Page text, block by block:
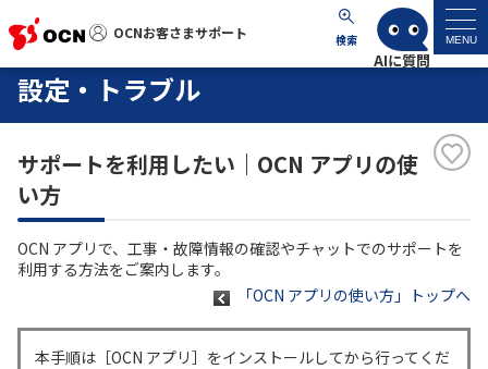
OCNお客さまサポート 検索 MENU
OCNお客さまサポート
サポートトップ
サービス名から探す
工事・故障情報
設定・トラブル
サポートを利用したい｜OCN アプリの使
い方
OCN アプリで、工事・故障情報の確認やチャットでのサポートを
利用する方法をご案内します。
「OCN アプリの使い方」トップへ
本手順は［OCN アプリ］をインストールしてから行ってくだ